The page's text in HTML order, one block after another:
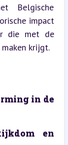
Belgische
impact
die met de
krijgt.
in de
en